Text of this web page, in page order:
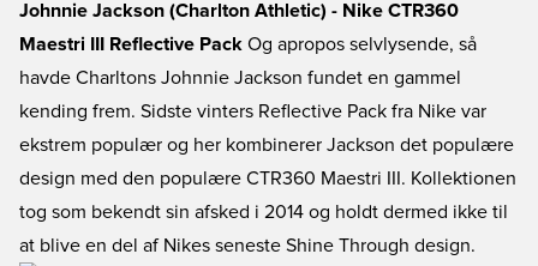
Johnnie Jackson (Charlton Athletic) - Nike CTR360
Maestri III Reflective Pack Og apropos selvlysende, så
havde Charltons Johnnie Jackson fundet en gammel
kending frem. Sidste vinters Reflective Pack fra Nike var
ekstrem populær og her kombinerer Jackson det populære
design med den populære CTR360 Maestri III. Kollektionen
tog som bekendt sin afsked i 2014 og holdt dermed ikke til
at blive en del af Nikes seneste Shine Through design.